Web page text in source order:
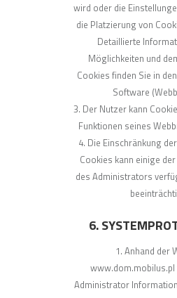
wird oder die
die Platzierung von
Detaillierte
Möglichkeiten und
Cookies finden Sie in
Software
Der Nutzer kann
Funktionen seines
Die Einschränkung
Cookies kann einige
des Administrators
6.
Anhand der
Administrator